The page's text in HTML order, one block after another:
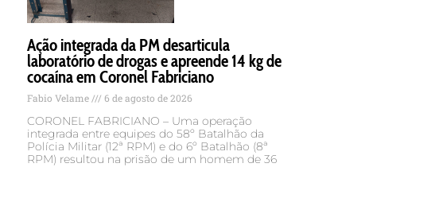
Ação integrada da PM desarticula
laboratório de drogas e apreende 14 kg de
cocaína em Coronel Fabriciano
Fabio Velame 6 de agosto de 2026
CORONEL FABRICIANO – Uma operação
integrada entre equipes do 58º Batalhão da
Polícia Militar (12ª RPM) e do 6º Batalhão (8ª
RPM) resultou na prisão de um homem de 36